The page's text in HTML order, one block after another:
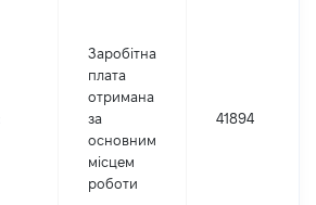
Заробітна
плата
отримана
за
основним
місцем
роботи
41894